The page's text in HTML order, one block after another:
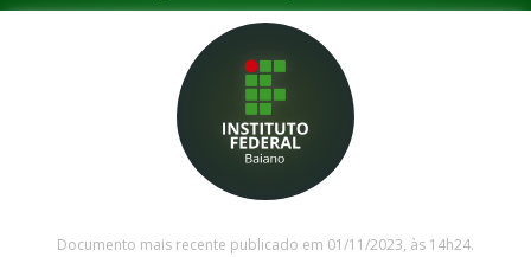
Documento mais recente publicado em 01/11/2023, às 14h24.